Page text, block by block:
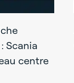
Scania
centre